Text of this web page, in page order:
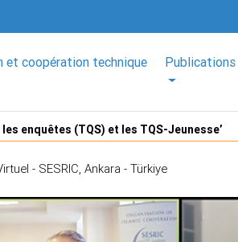
et coopération technique Publications
enquêtes (TQS) et les TQS-Jeunesse’
- SESRIC, Ankara - Türkiye